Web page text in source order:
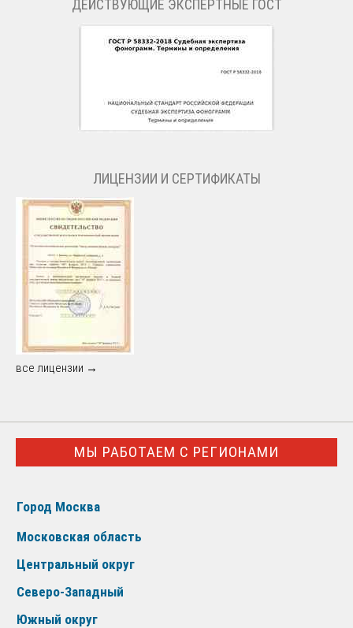
ДЕЙСТВУЮЩИЕ ЭКСПЕРТНЫЕ ГОСТ
ЛИЦЕНЗИИ И СЕРТИФИКАТЫ
все лицензии →
МЫ РАБОТАЕМ С РЕГИОНАМИ
Город Москва
Московская область
Центральный округ
Северо-Западный
Южный округ